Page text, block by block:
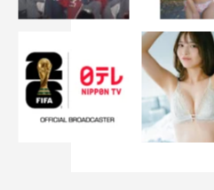
て思って、「すいません」っ
よ」って言われて気づいた（
策」の本の受験日を見てたん
高見沢：新しいの買えよ！（
桜井：受験票に書いてあるよ